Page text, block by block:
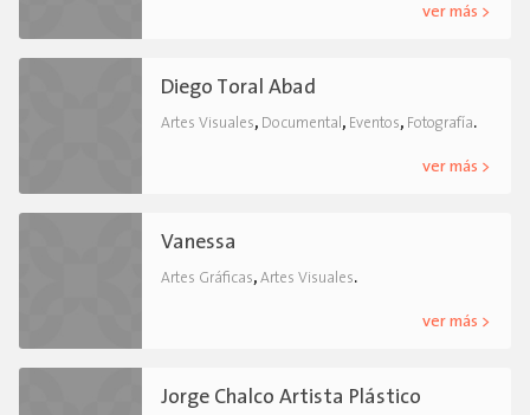
ver más >
Diego Toral Abad
Artes Visuales, Documental , Eventos, Fotografía.
ver más >
Vanessa
Artes Gráficas, Artes Visuales.
ver más >
Jorge Chalco Artista Plástico